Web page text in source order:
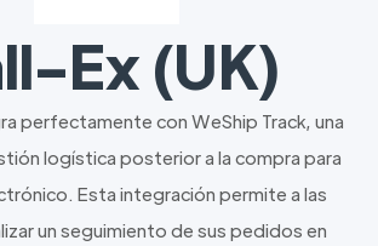
Ex (UK)
perfectamente con WeShip Track, una
logística posterior a la compra para
Esta integración permite a las
un seguimiento de sus pedidos en